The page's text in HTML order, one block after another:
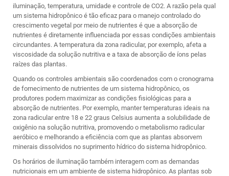
iluminação, temperatura, umidade e controle de CO2. A razão pela qual
um sistema hidropônico é tão eficaz para o manejo controlado do
crescimento vegetal por meio de nutrientes é que a absorção de
nutrientes é diretamente influenciada por essas condições ambientais
circundantes. A temperatura da zona radicular, por exemplo, afeta a
viscosidade da solução nutritiva e a taxa de absorção de íons pelas
raízes das plantas.
Quando os controles ambientais são coordenados com o cronograma
de fornecimento de nutrientes de um sistema hidropônico, os
produtores podem maximizar as condições fisiológicas para a
absorção de nutrientes. Por exemplo, manter temperaturas ideais na
zona radicular entre 18 e 22 graus Celsius aumenta a solubilidade de
oxigênio na solução nutritiva, promovendo o metabolismo radicular
aeróbico e melhorando a eficiência com que as plantas absorvem
minerais dissolvidos no suprimento hídrico do sistema hidropônico.
Os horários de iluminação também interagem com as demandas
nutricionais em um ambiente de sistema hidropônico. As plantas sob